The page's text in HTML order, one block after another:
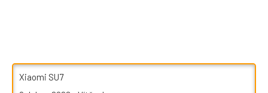
Xiaomi SU7